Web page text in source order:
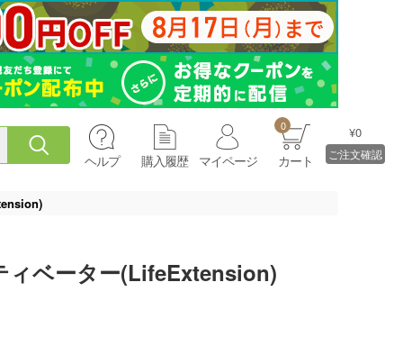
ヘルプ 購入履歴 マイページ
0
カート
¥0
ご注文確認
ィベーター(LifeExtension)